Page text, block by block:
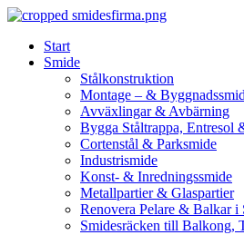
Skip
contentStart
Smide
Stålkonstruktion
Montage – &
Avväxlingar & Avbärning
Bygga Ståltrappa, Entresol
Cortenstål & Parksmide
Industrismide
Konst- & Inredningssmide
Metallpartier & Glaspartier
Renovera Pelare & Balkar i
Smidesräcken till Balkong,